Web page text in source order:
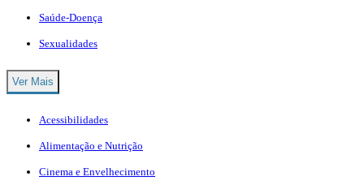
Saúde-Doença
Sexualidades
Ver Mais
Acessibilidades
Alimentação e Nutrição
Cinema e Envelhecimento